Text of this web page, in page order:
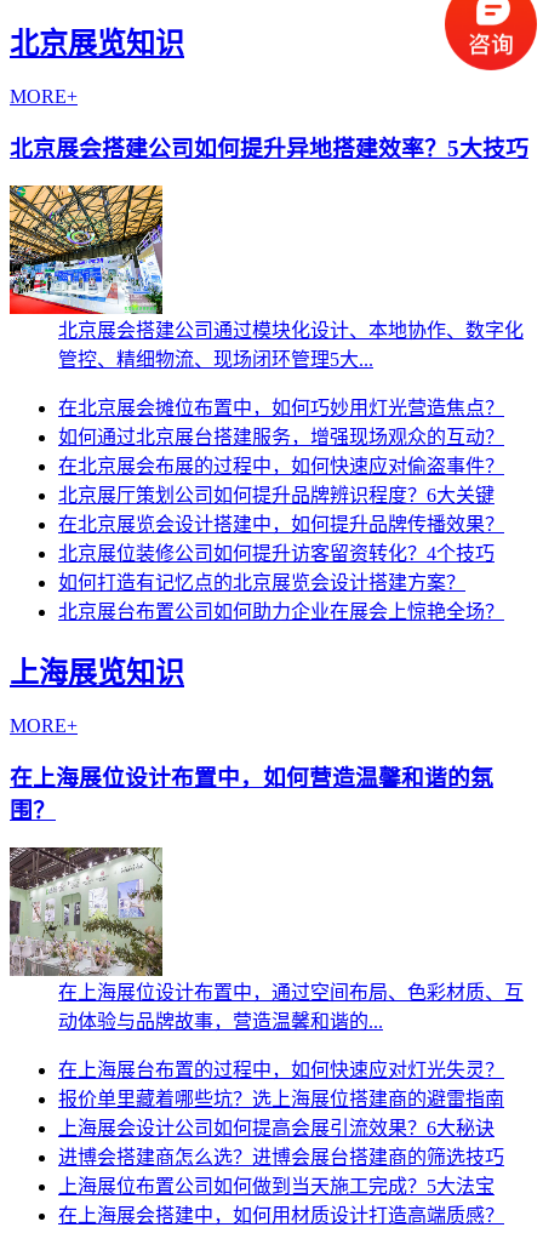
北京展览知识
MORE+
北京展会搭建公司如何提升异地搭建效率？5大技巧
北京展会搭建公司通过模块化设计、本地协作、数字化
管控、精细物流、现场闭环管理5大...
在北京展会摊位布置中，如何巧妙用灯光营造焦点？
如何通过北京展台搭建服务，增强现场观众的互动？
在北京展会布展的过程中，如何快速应对偷盗事件？
北京展厅策划公司如何提升品牌辨识程度？6大关键
在北京展览会设计搭建中，如何提升品牌传播效果？
北京展位装修公司如何提升访客留资转化？4个技巧
如何打造有记忆点的北京展览会设计搭建方案？
北京展台布置公司如何助力企业在展会上惊艳全场？
上海展览知识
MORE+
在上海展位设计布置中，如何营造温馨和谐的氛
围？
在上海展位设计布置中，通过空间布局、色彩材质、互
动体验与品牌故事，营造温馨和谐的...
在上海展台布置的过程中，如何快速应对灯光失灵？
报价单里藏着哪些坑？选上海展位搭建商的避雷指南
上海展会设计公司如何提高会展引流效果？6大秘诀
进博会搭建商怎么选？进博会展台搭建商的筛选技巧
上海展位布置公司如何做到当天施工完成？5大法宝
在上海展会搭建中，如何用材质设计打造高端质感？